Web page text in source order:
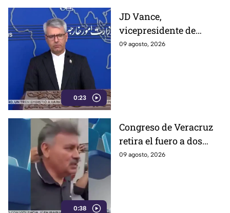
0:23
JD Vance,
vicepresidente de
Estados Unidos,
09 agosto, 2026
0:38
Congreso de Veracruz
retira el fuero a dos
alcaldes; revelan
09 agosto, 2026